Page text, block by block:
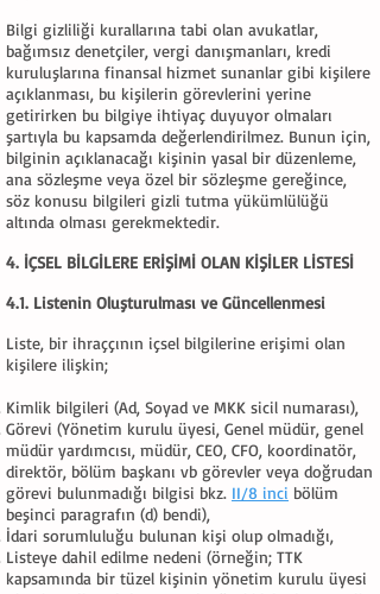
Bilgi gizliliği kurallarına tabi olan avukatlar,
bağımsız denetçiler, vergi danışmanları, kredi
kuruluşlarına finansal hizmet sunanlar gibi kişilere
açıklanması, bu kişilerin görevlerini yerine
getirirken bu bilgiye ihtiyaç duyuyor olmaları
şartıyla bu kapsamda değerlendirilmez. Bunun için,
bilginin açıklanacağı kişinin yasal bir düzenleme,
ana sözleşme veya özel bir sözleşme gereğince,
söz konusu bilgileri gizli tutma yükümlülüğü
altında olması gerekmektedir.
4. İÇSEL BİLGİLERE ERİŞİMİ OLAN KİŞİLER LİSTESİ
4.1. Listenin Oluşturulması ve Güncellenmesi
Liste, bir ihraççının içsel bilgilerine erişimi olan
kişilere ilişkin;
Kimlik bilgileri (Ad, Soyad ve MKK sicil numarası),
Görevi (Yönetim kurulu üyesi, Genel müdür, genel
müdür yardımcısı, müdür, CEO, CFO, koordinatör,
direktör, bölüm başkanı vb görevler veya doğrudan
görevi bulunmadığı bilgisi bkz. II/8 inci bölüm
beşinci paragrafın (d) bendi),
İdari sorumluluğu bulunan kişi olup olmadığı,
Listeye dahil edilme nedeni (örneğin; TTK
kapsamında bir tüzel kişinin yönetim kurulu üyesi